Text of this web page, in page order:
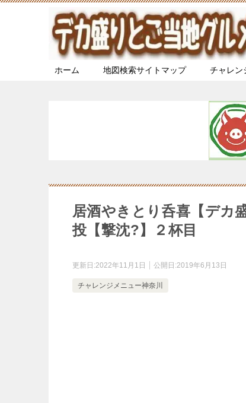
ホーム 地図検索サイトマップ チャレン
居酒やきとり呑喜【デカ
投【撃沈?】２杯目
更新日:2022年11月1日 公開日:2019年6月13日
チャレンジメニュー神奈川